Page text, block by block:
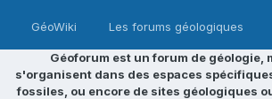
GéoWiki Les forums géologiques
Géoforum est un forum de
s'organisent dans des espaces
fossiles, ou encore de sites géologiques